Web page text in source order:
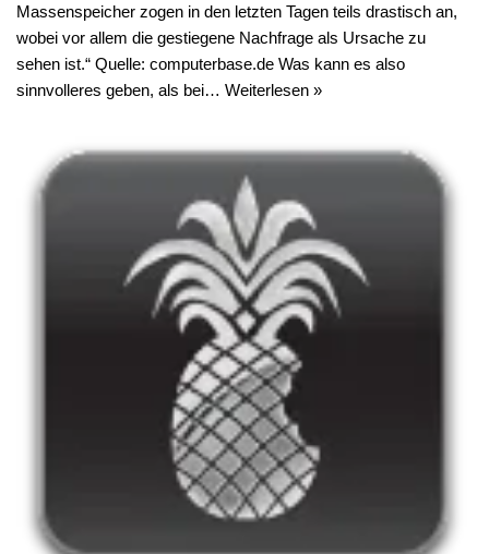
Massenspeicher zogen in den letzten Tagen teils drastisch an,
wobei vor allem die gestiegene Nachfrage als Ursache zu
sehen ist.“ Quelle: computerbase.de Was kann es also
sinnvolleres geben, als bei… Weiterlesen »